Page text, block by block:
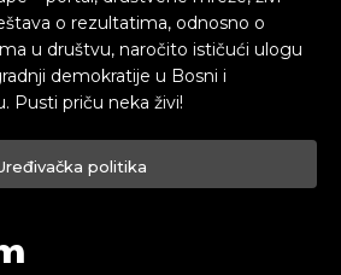
o rezultatima, odnosno o
u društvu, naročito ističući ulogu
demokratije u Bosni i
Pusti priču neka živi!
politika